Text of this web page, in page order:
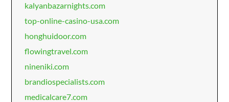
kalyanbazarnights.com
top-online-casino-usa.com
honghuidoor.com
flowingtravel.com
nineniki.com
brandiospecialists.com
medicalcare7.com